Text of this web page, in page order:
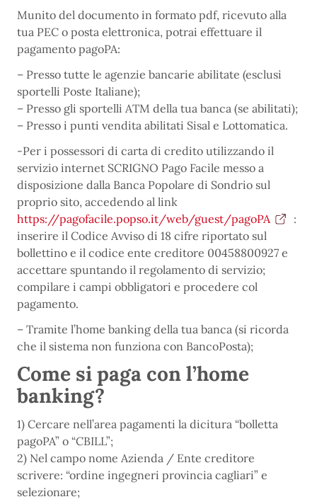
Munito del documento in formato pdf, ricevuto alla
tua PEC o posta elettronica, potrai effettuare il
pagamento pagoPA:
– Presso tutte le agenzie bancarie abilitate (esclusi
sportelli Poste Italiane);
– Presso gli sportelli ATM della tua banca (se abilitati);
– Presso i punti vendita abilitati Sisal e Lottomatica.
-Per i possessori di carta di credito utilizzando il
servizio internet SCRIGNO Pago Facile messo a
disposizione dalla Banca Popolare di Sondrio sul
proprio sito, accedendo al link
https://pagofacile.popso.it/web/guest/pagoPA
:
inserire il Codice Avviso di 18 cifre riportato sul
bollettino e il codice ente creditore 00458800927 e
accettare spuntando il regolamento di servizio;
compilare i campi obbligatori e procedere col
pagamento.
– Tramite l’home banking della tua banca (si ricorda
che il sistema non funziona con BancoPosta);
Come si paga con l’home
banking?
1) Cercare nell’area pagamenti la dicitura “bolletta
pagoPA” o “CBILL”;
2) Nel campo nome Azienda / Ente creditore
scrivere: “ordine ingegneri provincia cagliari” e
selezionare;